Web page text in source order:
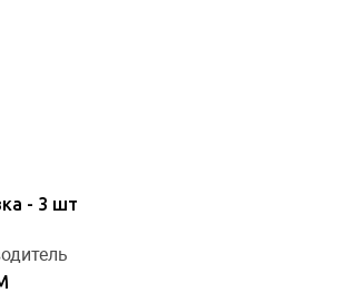
- 3 шт